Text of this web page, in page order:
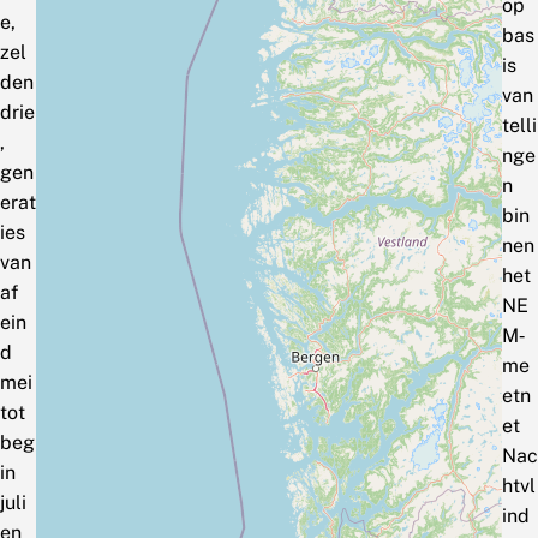
e,
zel
den
drie
,
gen
erat
ies
van
af
ein
d
mei
tot
beg
in
juli
en
op
bas
is
van
telli
nge
n
bin
nen
het
NE
M‑
me
etn
et
Nac
htvl
ind